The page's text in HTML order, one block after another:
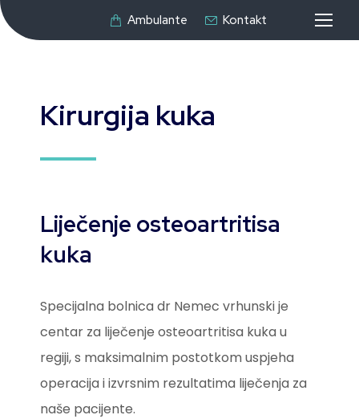
Ambulante Kontakt
Kirurgija kuka
Liječenje osteoartritisa
kuka
Specijalna bolnica dr Nemec vrhunski je
centar za liječenje osteoartritisa kuka u
regiji, s maksimalnim postotkom uspjeha
operacija i izvrsnim rezultatima liječenja za
naše pacijente.